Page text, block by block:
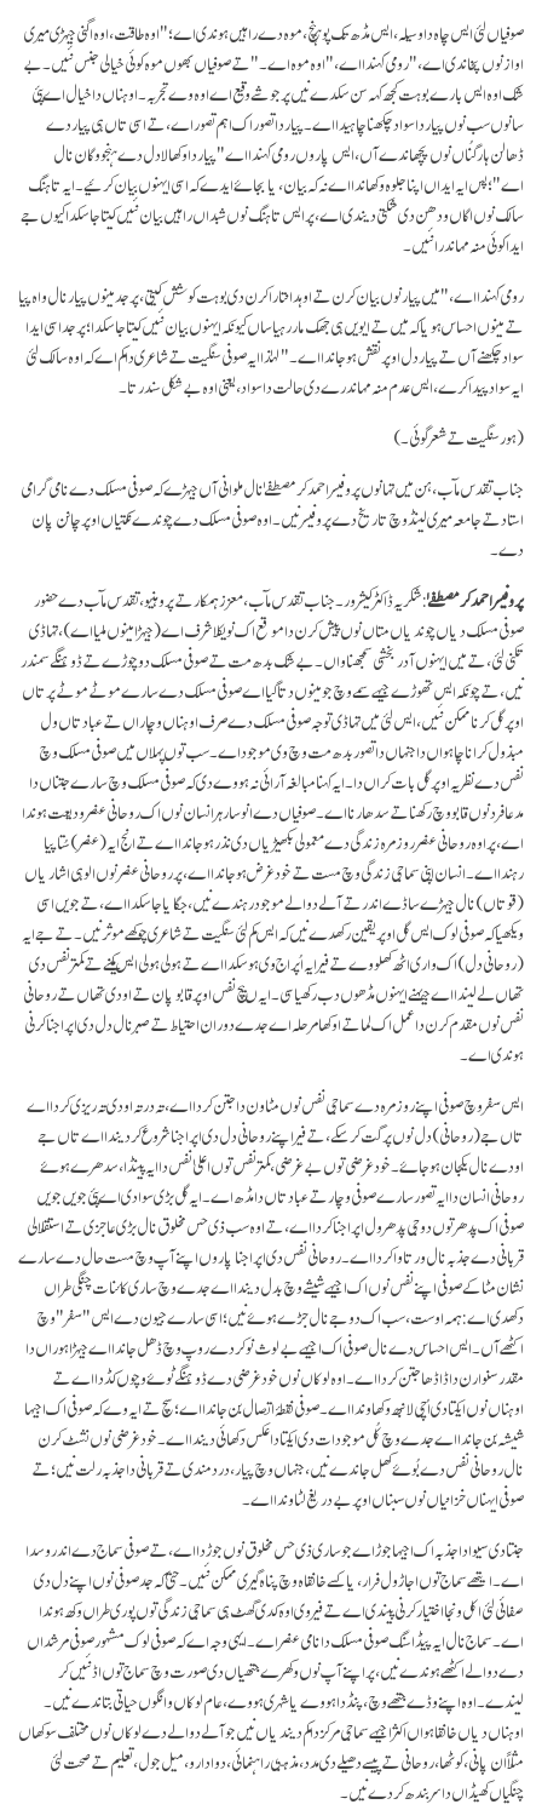
صوفیاں لئی ایس چاہ دا وسیلہ، ایس مڈھ تک پوہنچ، موہ دے راہیں ہوندی اے؛ "اوہ طاقت، اوہ اگنی جیہڑی میری
اواز نوں پخاندی اے،" رومی کہندا اے،"اوہ موہ اے۔" تے صوفیاں بھوں موہ کوئی خیالی جنس نئیں۔ بے
شک اوہ ایس بارے بوہت کجھ کہہ سن سکدے نیں پر جو شے وقیع اے اوہ وے تجربہ۔ اوہناں دا خیال اے پئی
سانوں سب نوں پیار دا سواد چکھنا چاہیدا اے۔ پیار دا تصور اک اہم تصور اے، تے اسی تاں ہی پیار دے
ڈھالن ہار گُناں نوں پچھاندے آں، ایس پاروں رومی کہندا اے "پیار دا وکھالا دل دے ہنجو وگان نال
اے"؛ پس ایہ ایداں اپنا جلوہ وکھاندا اے نہ کہ بیان، یا بجاۓ ایدے کہ اسی ایہنوں بیان کرئیے۔ ایہ تاہنگ
سالک نوں اگاں ودھن دی شکتی دیندی اے، پر ایس تاہنگ نوں شبداں راہیں بیان نئیں کیتا جا سکدا کیوں جے
ایدا کوئی منہ مہاندرا نئیں۔
رومی کہندا اے،" میں پیار نوں بیان کرن تے اوہدا نتارا کرن دی بوہت کوشش کیتی، پر جد مینوں پیار نال واہ پیا
تے مینوں احساس ہویا کہ میں تے ایویں ہی جھک مار رہیا ساں کیونکہ ایہنوں بیان نئیں کیتا جا سکدا؛ پر جد اسی ایدا
سواد چکھنے آں تے پیار دل اوپر نقش ہو جاندا اے۔" لہٰذا ایہ صوفی سنگیت تے شاعری دا کم اے کہ اوہ سالک لئی
ایہ سواد پیدا کرے، ایس عدم منہ مہاندرے دی حالت دا سواد، یعنی اوہ بے شکل سندرتا۔
(ہور سنگیت تے شعر گوئی۔)
جناب تقدس مآب، ہن میں تہانوں پروفیسر احمد کرمصطفےٰ نال ملوانی آں جیہڑے کہ صوفی مسلک دے نامی گرامی
استاد تے جامعہ میری لینڈ وچ تاریخ دے پروفیسر نیں۔ اوہ صوفی مسلک دے چوندے نکتیاں اوپر چانن پان
دے۔
پروفیسر احمد کرمصطفےٰ: شکریہ ڈاکٹر کیشرور۔ جناب تقدس مآب، معزز ہمکار تے پروہنیو، تقدس مآب دے حضور
صوفی مسلک دیاں چوندیاں متاں نوں پیش کرن دا موقع اک نویکلا شرف اے (جیہڑا مینوں ملیا اے)، تہاڈی
تکنی لئی، تے میں ایہنوں آدر بخشی سمجھنا واں۔ بے شک بدھ مت تے صوفی مسلک دو چوڑے تے ڈوہنگے سمندر
نیں، تے چونکہ ایس تھوڑے جیہے سمے وچ جو مینوں دتا گیا اے صوفی مسلک دے سارے موٹے موٹے پرتاں
اوپر گل کرنا ممکن نئیں، ایس لئی میں تہاڈی توجہ صوفی مسلک دے صرف اوہناں وچاراں تے عبادتاں ول
مبذول کرانا چاہواں دا جنہاں دا تصور بدھ مت وچ وی موجود اے۔ سب توں پہلاں میں صوفی مسلک وچ
نفس دے نظریہ اوپر گل بات کراں دا۔ ایہ کہنا مبالغہ آرائی نہ ہووے دی کہ صوفی مسلک وچ سارے جتناں دا
مدعا فرد نوں قابو وچ رکھنا تے سدھارنا اے۔ صوفیاں دے انوسار ہر انسان نوں اک روحانی عنصر ودیعت ہوندا
اے، پر اوہ روحانی عنصر روزمرہ زندگی دے معمولی بکھیڑیاں دی نذر ہو جاندا اے تے انج ایہ (عنصر) سُتا پیا
رہندا اے۔ انسان اپنی سماجی زندگی وچ مست تے خود غرض ہو جاندا اے، پر روحانی عنصر نوں الوہی اشاریاں
(قوتاں) نال جیہڑے ساڈے اندر تے آلے دوالے موجود رہندے نیں، جگایا جا سکدا اے، تے جویں اسی
ویکھیا کہ صوفی لوک ایس گل اوپر یقین رکھدے نیں کہ ایس کم لئی سنگیت تے شاعری چوکھے موثر نیں۔ تے جے ایہ
(روحانی دل) اک واری اٹھ کھلووے تے فیر ایہ اُپراج وی ہو سکدا اے تے ہولی ہولی ایس کمینے تے کمتر نفس دی
تھاں لے لیندا اے جیہنے ایہنوں مڈھوں دب رکھیا سی۔ ایہ ںیچ نفس اوپر قابو پان تے اودی تھاں تے روحانی
نفس نوں مقدم کرن دا عمل اک لما تے اوکھا مرحلہ اے جدے دوران احتیاط تے صبر نال دل دی اپراجنا کرنی
ہوندی اے۔
ایس سفر وچ صوفی اپنے روزمرہ دے سماجی نفس نوں مٹاون دا جتن کردا اے، تہ در تہ اودی تہ ریزی کردا اے
تاں جے (روحانی) دل نوں پرگت کر سکے، تے فیر اپنے روحانی دل دی اپراجنا شروع کر دیندا اے تاں جے
اودے نال یکجان ہو جاۓ۔ خود غرضی توں بے غرضی، کمتر نفس توں اعلیٰ نفس دا ایہ پینڈا، سدھرے ہوۓ
روحانی انسان دا ایہ تصور سارے صوفی وچار تے عبادتاں دا مڈھ اے۔ ایہ گل بڑی سوادی اے پئی جویں جویں
صوفی اک پدھر توں دوجی پدھر ول اپراجنا کردا اے، تے اوہ سب ذی حس مخلوق نال بڑی عاجزی تے استقلالی
قربانی دے جذبہ نال ورتاوا کردا اے۔ روحانی نفس دی اپراجنا پاروں اپنے آپ وچ مست حال دے سارے
نشان مٹا کے صوفی اپنے نفس نوں اک اجیہے شیشے وچ بدل دیندا اے جدے وچ ساری کائنات چنگی طراں
دکھدی اے: ہمہ اوست، سب اک دوجے نال جڑے ہوۓ نیں؛ اسی سارے جیون دے ایس "سفر" وچ
اکٹھے آں۔ ایس احساس دے نال صوفی اک اجیہے بے لوث نوکردے روپ وچ ڈھل جاندا اے جیہڑا ہوراں دا
مقدر سنوارن دا ڈاڈھا جتن کردا اے۔ اوہ لوکاں نوں خودغرضی دے ڈوہنگے ٹوۓ وچوں کڈدا اے تے
اوہناں نوں ایکتا دی اُچی لانبھ وکھاوندا اے۔ صوفی نقطۂ اتصال بن جاندا اے؛ سچ تے ایہ وے کہ صوفی اک اجیہا
شیشہ بن جاندا اے جدے وچ کُل موجودات دی ایکتا دا عکس دکھائی دیندا اے۔ خودغرضی نوں نشٹ کرن
نال روحانی نفس دے بُوۓ کھل جاندے نیں، جنہاں وچ پیار، درد مندی تے قربانی دا جذبہ رلت نیں؛ تے
صوفی ایہناں خزانیاں نوں سبناں اوپر بےدریغ لٹاوندا اے۔
جنتا دی سیوا دا جذبہ اک اجیہا جوڑ اے جو ساری ذی حس مخلوق نوں جوڑدا اے، تے صوفی سماج دے اندر وسدا
اے۔ ایتھے سماج توں اجاڑ ول فرار، یا کسے خانقاہ وچ پناہ گیری ممکن نئیں۔ حتیٰ کہ جد صوفی نوں اپنے دل دی
صفائی لئی اکل ونجا اختیار کرنی پیندی اے تے فیر وی اوہ کدی گھٹ ہی سماجی زندگی توں پوری طراں وکھ ہوندا
اے۔ سماج نال ایہ پیڈا سنگ صوفی مسلک دا نامی عنصر اے۔ ایہی وجہ اے کہ صوفی لوک مشہور صوفی مرشداں
دے دوالے اکٹھے ہوندے نیں، پر اپنے آپ نوں وکھرے جتھیاں دی صورت وچ سماج توں اڈ نئیں کر
لیندے۔ اوہ اپنے وڈے جتھے وچ، پنڈ دا ہووے یا شہری ہووے، عام لوکاں وانگوں حیاتی بتاندے نیں۔
اوہناں دیاں خانقاہواں اکثر اجیہے سماجی مرکز دا کم دیندیاں نیں جو آلے دوالے دے لوکاں نوں مختلف سوکھاں
مثلاً ان پانی، کوٹھا، روحانی تے پیسے دھیلے دی مدد، مذہبی راہنمائی، دوا دارو، میل جول، تعلیم تے صحت لئی
چنگیاں کھیڈاں دا سربندھ کردے نیں۔